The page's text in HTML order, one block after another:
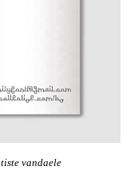
vandaele